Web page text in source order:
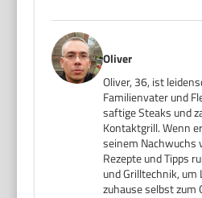
Oliver
Oliver, 36, ist
Familienvater und
saftige Steaks und
Kontaktgrill. Wenn
seinem Nachwuchs
Rezepte und Tipps
und Grilltechnik, um
zuhause selbst zum